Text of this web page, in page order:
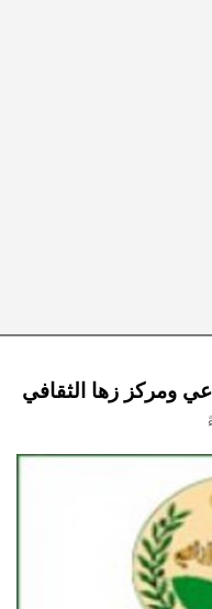
ومركز زها الثقافي